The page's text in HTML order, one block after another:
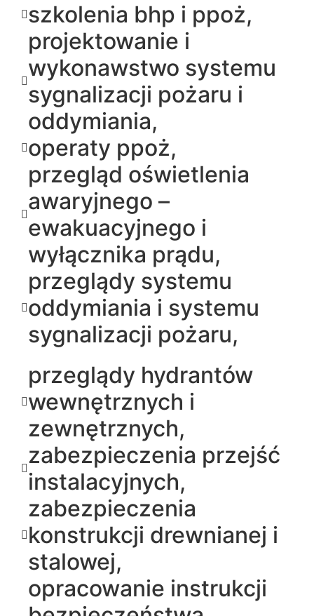
szkolenia bhp i ppoż,
projektowanie i
wykonawstwo systemu
sygnalizacji pożaru i
oddymiania,
operaty ppoż,
przegląd oświetlenia
awaryjnego –
ewakuacyjnego i
wyłącznika prądu,
przeglądy systemu
oddymiania i systemu
sygnalizacji pożaru,
przeglądy hydrantów
wewnętrznych i
zewnętrznych,
zabezpieczenia przejść
instalacyjnych,
zabezpieczenia
konstrukcji drewnianej i
stalowej,
opracowanie instrukcji